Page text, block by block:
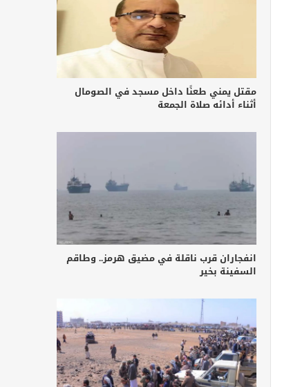
مقتل يمني طعنًا داخل مسجد في الصومال
أثناء أدائه صلاة الجمعة
انفجاران قرب ناقلة في مضيق هرمز.. وطاقم
السفينة بخير